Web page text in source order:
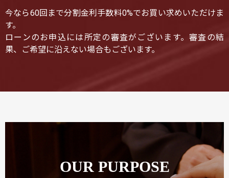
今なら60回まで分割金利手数料0%でお買い求めいただけま
す。
ローンのお申込には所定の審査がございます。審査の結
果、ご希望に沿えない場合もございます。
OUR PURPOSE